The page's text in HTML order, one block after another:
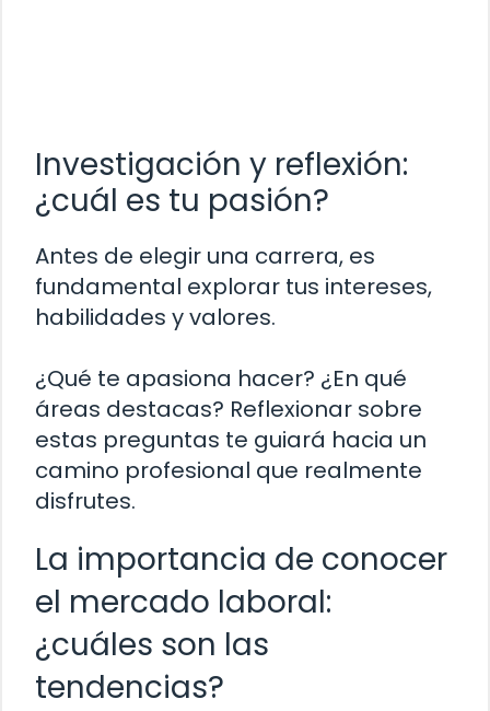
Investigación y reflexión:
¿cuál es tu pasión?
Antes de elegir una carrera, es
fundamental explorar tus intereses,
habilidades y valores.
¿Qué te apasiona hacer? ¿En qué
áreas destacas? Reflexionar sobre
estas preguntas te guiará hacia un
camino profesional que realmente
disfrutes.
La importancia de conocer
el mercado laboral:
¿cuáles son las
tendencias?